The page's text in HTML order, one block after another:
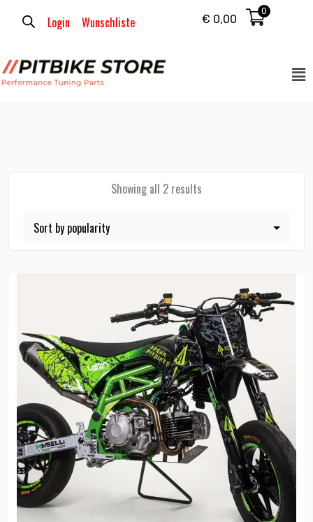
Login Wunschliste € 0,00
0
Showing all 2 results